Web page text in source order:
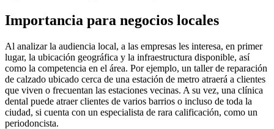
Importancia para negocios locales
Al analizar la audiencia local, a las empresas les interesa, en primer
lugar, la ubicación geográfica y la infraestructura disponible, así
como la competencia en el área. Por ejemplo, un taller de reparación
de calzado ubicado cerca de una estación de metro atraerá a clientes
que viven o frecuentan las estaciones vecinas. A su vez, una clínica
dental puede atraer clientes de varios barrios o incluso de toda la
ciudad, si cuenta con un especialista de rara calificación, como un
periodoncista.